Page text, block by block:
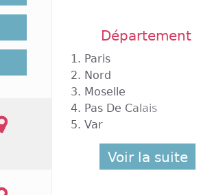
qui
plus
Département
1. Paris
2. Nord
3. Moselle
4. Pas De Calais
5. Var
Voir la suite